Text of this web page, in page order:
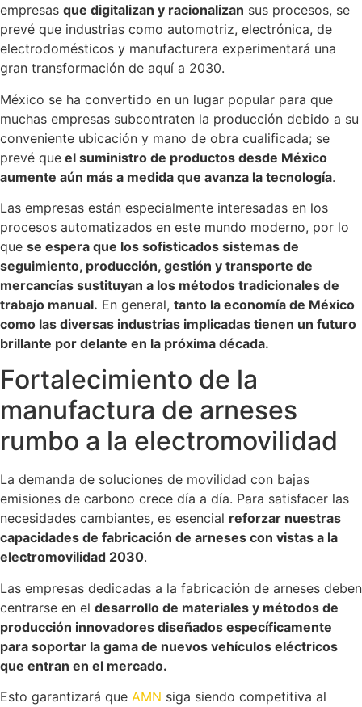
empresas que digitalizan y racionalizan sus procesos, se
prevé que industrias como automotriz, electrónica, de
electrodomésticos y manufacturera experimentará una
gran transformación de aquí a 2030.
México se ha convertido en un lugar popular para que
muchas empresas subcontraten la producción debido a su
conveniente ubicación y mano de obra cualificada; se
prevé que el suministro de productos desde México
aumente aún más a medida que avanza la tecnología.
Las empresas están especialmente interesadas en los
procesos automatizados en este mundo moderno, por lo
que se espera que los sofisticados sistemas de
seguimiento, producción, gestión y transporte de
mercancías sustituyan a los métodos tradicionales de
trabajo manual. En general, tanto la economía de México
como las diversas industrias implicadas tienen un futuro
brillante por delante en la próxima década.
Fortalecimiento de la
manufactura de arneses
rumbo a la electromovilidad
La demanda de soluciones de movilidad con bajas
emisiones de carbono crece día a día. Para satisfacer las
necesidades cambiantes, es esencial reforzar nuestras
capacidades de fabricación de arneses con vistas a la
electromovilidad 2030.
Las empresas dedicadas a la fabricación de arneses deben
centrarse en el desarrollo de materiales y métodos de
producción innovadores diseñados específicamente
para soportar la gama de nuevos vehículos eléctricos
que entran en el mercado.
Esto garantizará que AMN siga siendo competitiva al